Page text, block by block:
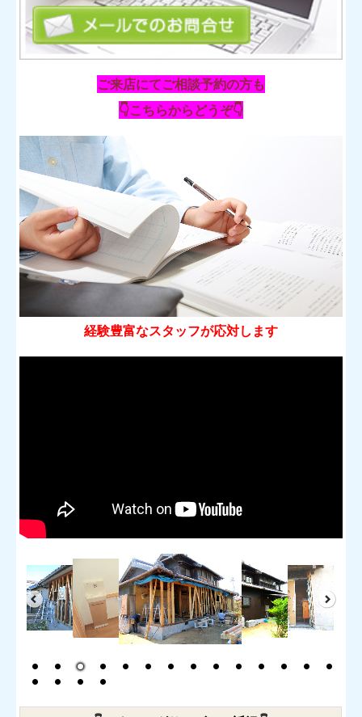
ご来店にてご相談予約の方も
👇こちらからどうぞ👇
経験豊富なスタッフが応対します